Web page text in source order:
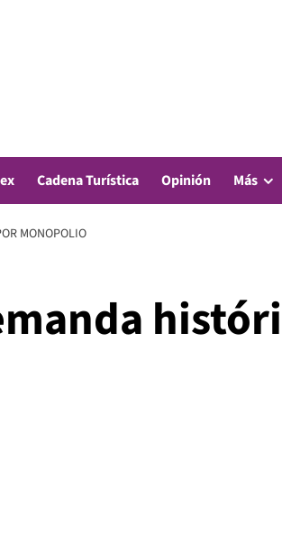
Cadena Turística Opinión Más
MONOPOLIO